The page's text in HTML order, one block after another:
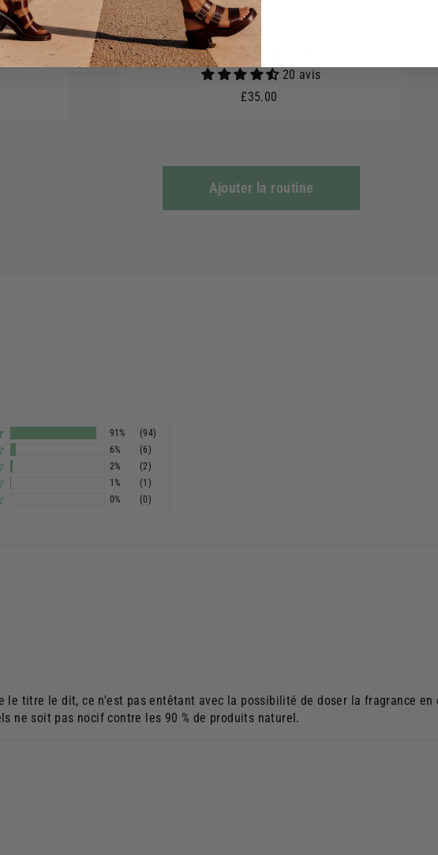
Bougie parfumée cire végétale - Parfum
Coton Poudré 275g
20 avis
£35.00
Ajouter la routine
91%
(94)
6%
(6)
2%
(2)
1%
(1)
0%
(0)
le titre le dit, ce n'est pas entêtant avec la possibilité de doser la fragrance
ne soit pas nocif contre les 90 % de produits naturel.